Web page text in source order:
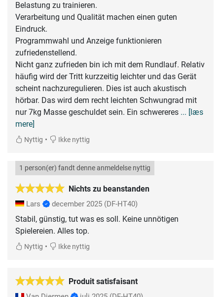
Belastung zu trainieren.
Verarbeitung und Qualität machen einen guten
Eindruck.
Programmwahl und Anzeige funktionieren
zufriedenstellend.
Nicht ganz zufrieden bin ich mit dem Rundlauf. Relativ
häufig wird der Tritt kurzzeitig leichter und das Gerät
scheint nachzuregulieren. Dies ist auch akustisch
hörbar. Das wird dem recht leichten Schwungrad mit
nur 7kg Masse geschuldet sein. Ein schwereres ... [læs
mere]
Nyttig • Ikke nyttig
Nichts zu beanstanden
1 person(er) fandt denne anmeldelse nyttig
Lars december 2025 (DF-HT40)
Stabil, günstig, tut was es soll. Keine unnötigen
Spielereien. Alles top.
Nyttig • Ikke nyttig
Produit satisfaisant